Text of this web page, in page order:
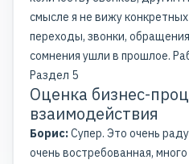
смысле я не вижу
переходы, звонки,
сомнения ушли в прошлое.
Раздел 5
Оценка бизнес-
взаимодействия
Борис:Супер. Это очень
очень востребованная,